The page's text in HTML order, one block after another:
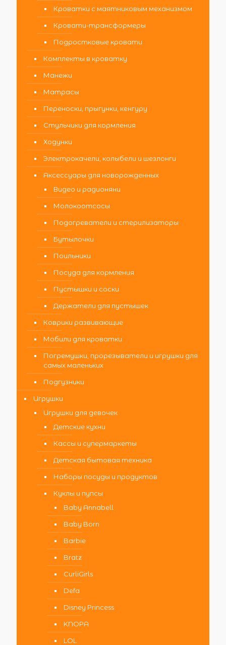
Кроватки с маятниковым механизмом
Кровати-трансформеры
Подростковые кровати
Комплекты в кроватку
Манежи
Матрасы
Переноски, прыгунки, кенгуру
Стульчики для кормления
Ходунки
Электрокачели, колыбели и шезлонги
Аксессуары для новорожденных
Видео и радионяни
Молокоотсосы
Подогреватели и стерилизаторы
Бутылочки
Поильники
Посуда для кормления
Пустышки и соски
Держатели для пустышек
Коврики развивающие
Мобили для кроватки
Погремушки, прорезыватели и игрушки для
самых маленьких
Подгузники
Игрушки
Игрушки для девочек
Детские кухни
Кассы и супермаркеты
Детская бытовая техника
Наборы посуды и продуктов
Куклы и пупсы
Baby Annabell
Baby Born
Barbie
Bratz
CurliGirls
Defa
Disney Princess
KNOPA
LOL